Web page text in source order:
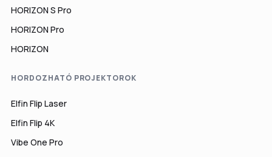
HORIZON S Pro
HORIZON Pro
HORIZON
HORDOZHATÓ PROJEKTOROK
Elfin Flip Laser
Elfin Flip 4K
Vibe One Pro